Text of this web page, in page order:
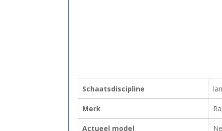
Schaatsdiscipline
Merk
Actueel model